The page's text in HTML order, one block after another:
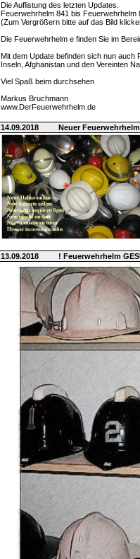
Die Auflistung des letzten Updates.
Feuerwehrhelm 841 bis Feuerwehrhelm
(Zum Vergrößern bitte auf das Bild
Die Feuerwehrhelm e finden Sie im
Mit dem Update befinden sich nun auch
Inseln, Afghanistan und den Vereinten
Viel Spaß beim durchsehen
Markus Bruchmann
www.DerFeuerwehrhelm.de
14.09.2018 Neuer
13.09.2018 ! Feuerwehrhelm